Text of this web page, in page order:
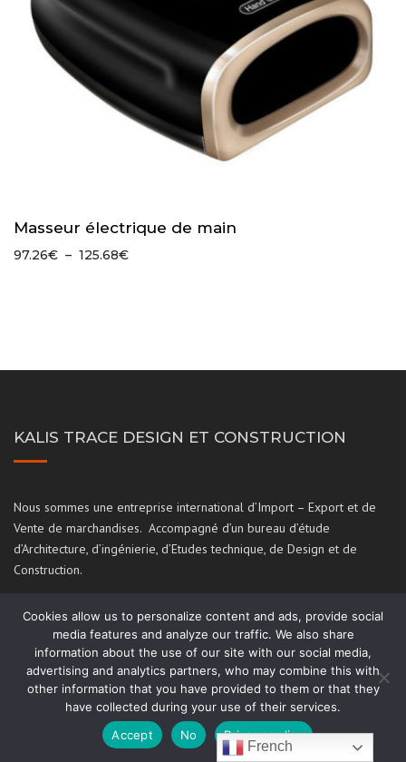
Masseur électrique de main
97.26€ – 125.68€Plage
KALIS TRACE DESIGN ET CONSTRUCTION
Nous sommes une entreprise international d’Import – Export et de
Vente de marchandises. Accompagné d’un bureau d’étude
d’Architecture, d’ingénierie, d’Etudes technique, de Design et de
Construction.
d’architecture et réalisateurs de piscines aquarium en Guadeloupe, et
dans quelques îles des Antilles.
NAVIGATION
French
Cookies allow us to personalize content and ads, provide social
media features and analyze our traffic. We also share
information about the use of our site with our social media,
advertising and analytics partners, who may combine this with
other information that you have provided to them or that they
have collected during your use of their services.
Accept
No Privacy policy